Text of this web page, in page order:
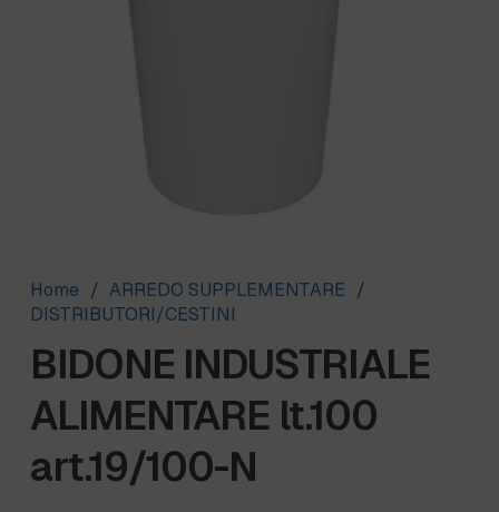
Home / ARREDO SUPPLEMENTARE /
DISTRIBUTORI/CESTINI
BIDONE INDUSTRIALE
ALIMENTARE lt.100
art.19/100-N